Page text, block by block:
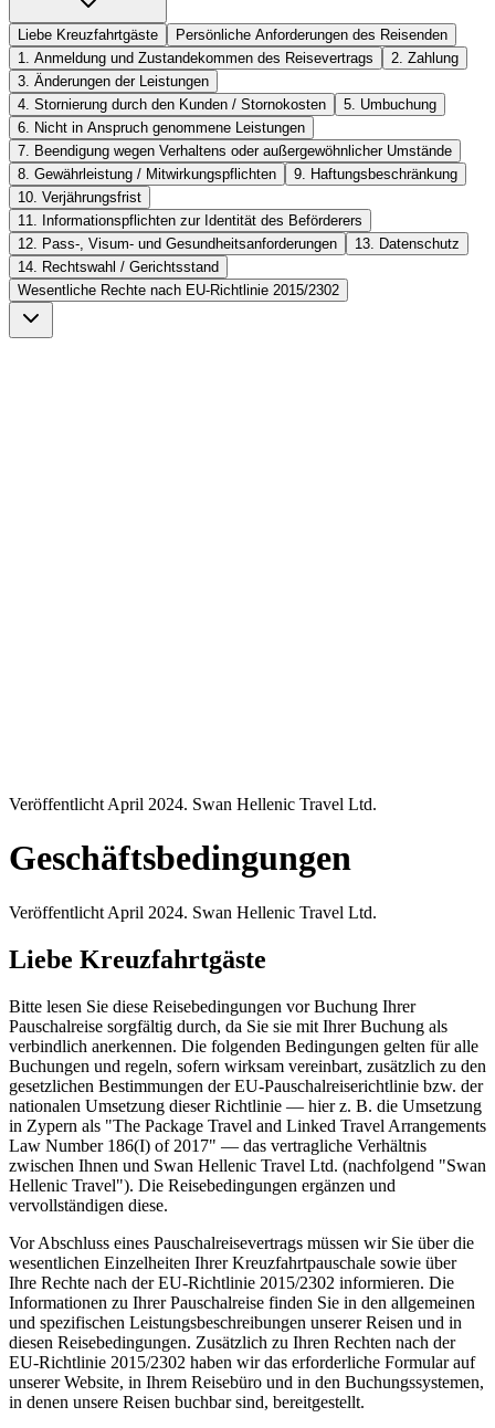
Liebe Kreuzfahrtgäste
Persönliche Anforderungen des Reisenden
1. Anmeldung und Zustandekommen des Reisevertrags
2. Zahlung
3. Änderungen der Leistungen
4. Stornierung durch den Kunden / Stornokosten
5. Umbuchung
6. Nicht in Anspruch genommene Leistungen
7. Beendigung wegen Verhaltens oder außergewöhnlicher Umstände
8. Gewährleistung / Mitwirkungspflichten
9. Haftungsbeschränkung
10. Verjährungsfrist
11. Informationspflichten zur Identität des Beförderers
12. Pass-, Visum- und Gesundheitsanforderungen
13. Datenschutz
14. Rechtswahl / Gerichtsstand
Wesentliche Rechte nach EU-Richtlinie 2015/2302
Veröffentlicht April 2024. Swan Hellenic Travel Ltd.
Geschäftsbedingungen
Veröffentlicht April 2024. Swan Hellenic Travel Ltd.
Liebe Kreuzfahrtgäste
Bitte lesen Sie diese Reisebedingungen vor Buchung Ihrer
Pauschalreise sorgfältig durch, da Sie sie mit Ihrer Buchung als
verbindlich anerkennen. Die folgenden Bedingungen gelten für alle
Buchungen und regeln, sofern wirksam vereinbart, zusätzlich zu den
gesetzlichen Bestimmungen der EU-Pauschalreiserichtlinie bzw. der
nationalen Umsetzung dieser Richtlinie — hier z. B. die Umsetzung
in Zypern als "The Package Travel and Linked Travel Arrangements
Law Number 186(I) of 2017" — das vertragliche Verhältnis
zwischen Ihnen und Swan Hellenic Travel Ltd. (nachfolgend "Swan
Hellenic Travel"). Die Reisebedingungen ergänzen und
vervollständigen diese.
Vor Abschluss eines Pauschalreisevertrags müssen wir Sie über die
wesentlichen Einzelheiten Ihrer Kreuzfahrtpauschale sowie über
Ihre Rechte nach der EU-Richtlinie 2015/2302 informieren. Die
Informationen zu Ihrer Pauschalreise finden Sie in den allgemeinen
und spezifischen Leistungsbeschreibungen unserer Reisen und in
diesen Reisebedingungen. Zusätzlich zu Ihren Rechten nach der
EU-Richtlinie 2015/2302 haben wir das erforderliche Formular auf
unserer Website, in Ihrem Reisebüro und in den Buchungssystemen,
in denen unsere Reisen buchbar sind, bereitgestellt.